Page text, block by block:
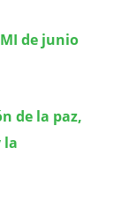
de junio
de la paz,
la